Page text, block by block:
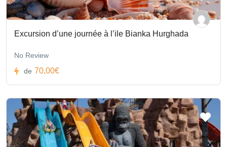
Excursion d’une journée à l’ile Bianka Hurghada
No Review
de 70,00€